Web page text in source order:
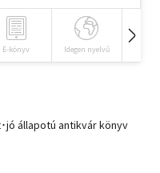
E-könyv Idegen nyelvű
jó állapotú antikvár könyv